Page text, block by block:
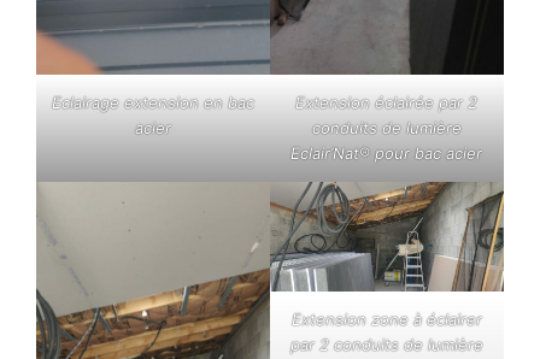
Eclairage extension en bac
acier
Extension éclairée par 2
conduits de lumière
Eclair’Nat® pour bac acier
Extension zone à éclairer
par 2 conduits de lumière